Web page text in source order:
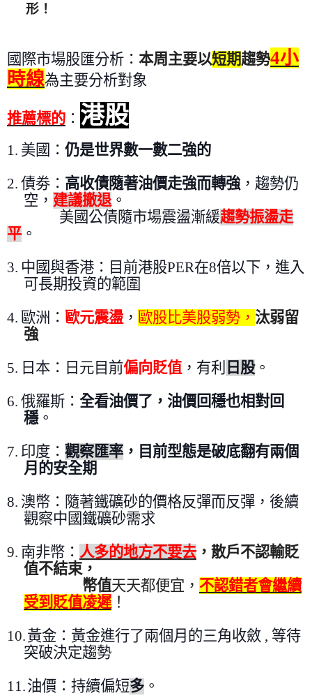
形 ！
國際市場股匯分析： 本周主要以短期趨勢4小
時線為主要分析對象
推薦標的 ： 港股
1. 美國： 仍是世界數一數二強的
2. 債劵 ： 高收債隨著油價走強而轉強 ，趨勢仍
空， 建議撤退 。
美國公債隨市場震盪漸緩趨勢振盪走
平。
3. 中國與香港：目前港股PER在8倍以下 ， 進入
可長期投資的範圍
4. 歐洲： 歐元震盪 ， 歐股比美股弱勢， 汰弱留
強
5. 日本：日元目前偏向貶值 ，有利 日股。
6. 俄羅斯： 全看油價了，油價回穩也相對回
穩。
7. 印度： 觀察匯率，目前型態是破底翻有兩個
月的安全期
8. 澳幣：隨著鐵礦砂的價格反彈而反彈 ，後續
觀察中國鐵礦砂需求
9. 南非幣： 人多的地方不要去，散戶不認輸貶
值不結束 ，
幣值天天都便宜 ， 不認錯者會繼續
受到貶值凌遲 ！
10.黃金：黃金進行了兩個月的三角收斂 , 等待
突破決定趨勢
11.油價：持續偏短多 。